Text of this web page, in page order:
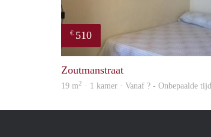
€ 510
Zoutmanstraat
19 m2 · 1 kamer · Vanaf ? - Onbepaalde tijd